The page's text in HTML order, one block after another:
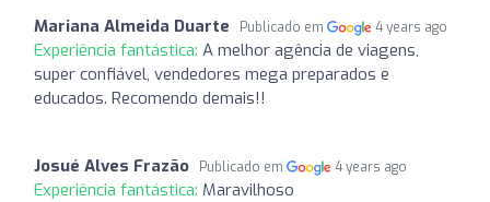
Mariana Almeida Duarte Publicado em 4 years ago
Experiência fantástica: A melhor agência de viagens,
super confiável, vendedores mega preparados e
educados. Recomendo demais!!
Josué Alves Frazão Publicado em 4 years ago
Experiência fantástica: Maravilhoso